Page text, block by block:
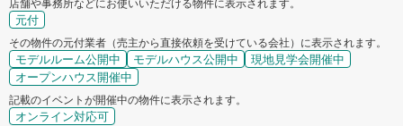
元付
その物件の元付業者（売主から直接依頼を受けている会社）に表示されます。
モデルルーム公開中 モデルハウス公開中
現地見学会開催中
オープンハウス開催中
記載のイベントが開催中の物件に表示されます。
オンライン対応可